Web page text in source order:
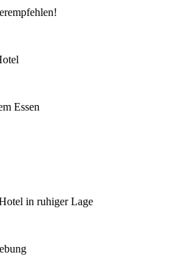
Essen
in ruhiger Lage